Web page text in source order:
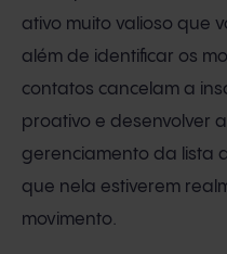
ativo muito valioso que
além de identificar os
contatos cancelam a
proativo e desenvolver
gerenciamento da lista
que nela estiverem
movimento.